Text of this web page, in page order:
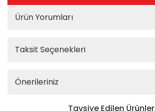
Ürün Yorumları
Taksit Seçenekleri
Önerileriniz
Tavsiye Edilen Ürünler